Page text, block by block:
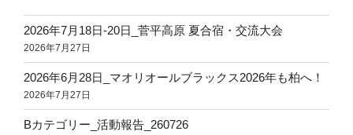
2026年7月18日‐20日_菅平高原 夏合宿・交流大会
2026年7月27日
2026年6月28日_マオリオールブラックス2026年も柏へ！
2026年7月27日
Bカテゴリー_活動報告_260726